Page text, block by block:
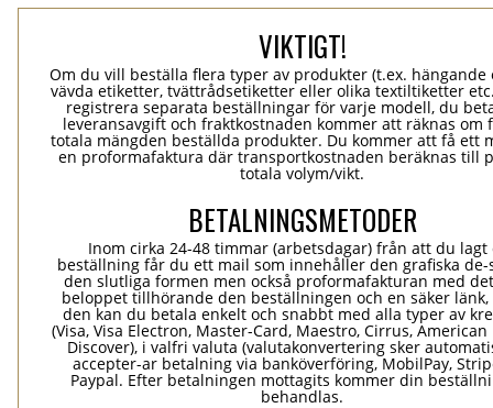
VIKTIGT!
Om du vill beställa flera typer av produkter (t.ex. hängande
vävda etiketter, tvättrådsetiketter eller olika textiltiketter
registrera separata beställningar för varje modell, du
leveransavgift och fraktkostnaden kommer att räknas om
totala mängden beställda produkter. Du kommer att få ett
en proformafaktura där transportkostnaden beräknas till
totala volym/vikt.
BETALNINGSMETODER
Inom cirka 24-48 timmar (arbetsdagar) från att du
beställning får du ett mail som innehåller den grafiska
den slutliga formen men också proformafakturan med
beloppet tillhörande den beställningen och en säker länk,
den kan du betala enkelt och snabbt med alla typer av
(Visa, Visa Electron, Master-Card, Maestro, Cirrus, American
Discover), i valfri valuta (valutakonvertering sker
accepter-ar betalning via banköverföring, MobilPay,
Paypal. Efter betalningen mottagits kommer din
behandlas.